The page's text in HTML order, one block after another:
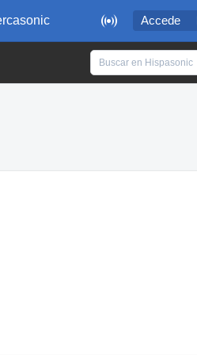
 Accede